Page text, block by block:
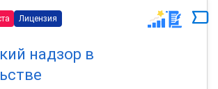
Лицензия
надзор в